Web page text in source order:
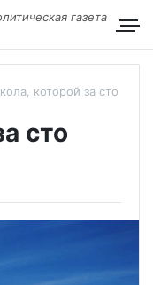
газета
которой за сто
сто